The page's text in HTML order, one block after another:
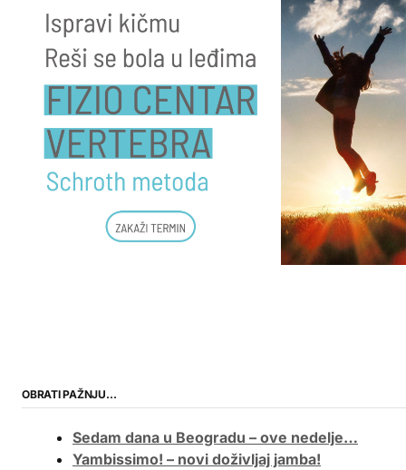
OBRATI PAŽNJU…
Sedam dana u Beogradu – ove nedelje…
Yambissimo! – novi doživljaj jamba!